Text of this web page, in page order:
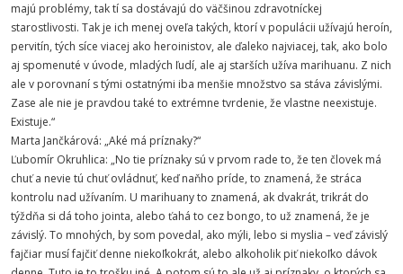
majú problémy, tak tí sa dostávajú do väčšinou zdravotníckej
starostlivosti. Tak je ich menej oveľa takých, ktorí v populácii užívajú heroín,
pervitín, tých síce viacej ako heroinistov, ale ďaleko najviacej, tak, ako bolo
aj spomenuté v úvode, mladých ľudí, ale aj starších užíva marihuanu. Z nich
ale v porovnaní s tými ostatnými iba menšie množstvo sa stáva závislými.
Zase ale nie je pravdou také to extrémne tvrdenie, že vlastne neexistuje.
Existuje.“
Marta Jančkárová: „Aké má príznaky?“
Ľubomír Okruhlica: „No tie príznaky sú v prvom rade to, že ten človek má
chuť a nevie tú chuť ovládnuť, keď naňho príde, to znamená, že stráca
kontrolu nad užívaním. U marihuany to znamená, ak dvakrát, trikrát do
týždňa si dá toho jointa, alebo ťahá to cez bongo, to už znamená, že je
závislý. To mnohých, by som povedal, ako mýli, lebo si myslia – veď závislý
fajčiar musí fajčiť denne niekoľkokrát, alebo alkoholik piť niekoľko dávok